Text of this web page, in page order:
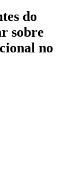
do
sobre
no